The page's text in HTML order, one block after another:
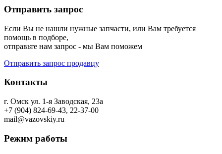
Отправить запрос
Если Вы не нашли нужные запчасти, или Вам требуется
помощь в подборе,
отправьте нам запрос - мы Вам поможем
Отправить запрос продавцу
Контакты
г. Омск ул. 1-я Заводская, 23а
+7 (904) 824-69-43, 22-37-00
mail@vazovskiy.ru
Режим работы